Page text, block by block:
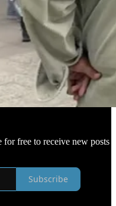
free to receive new posts
Subscribe